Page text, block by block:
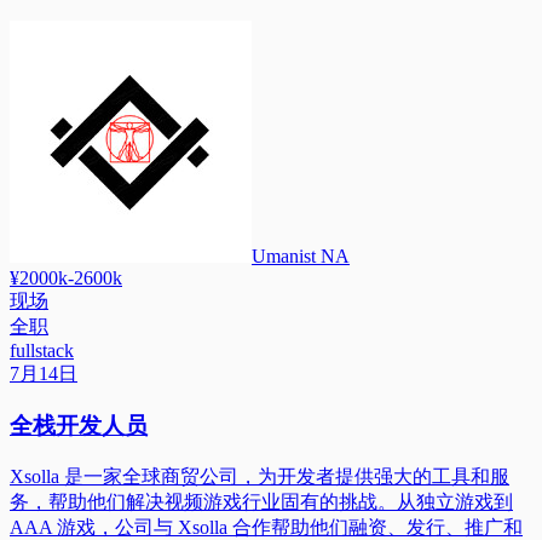
Umanist NA
¥2000k-2600k
现场
全职
fullstack
7月14日
全栈开发人员
Xsolla 是一家全球商贸公司，为开发者提供强大的工具和服
务，帮助他们解决视频游戏行业固有的挑战。从独立游戏到
AAA 游戏，公司与 Xsolla 合作帮助他们融资、发行、推广和